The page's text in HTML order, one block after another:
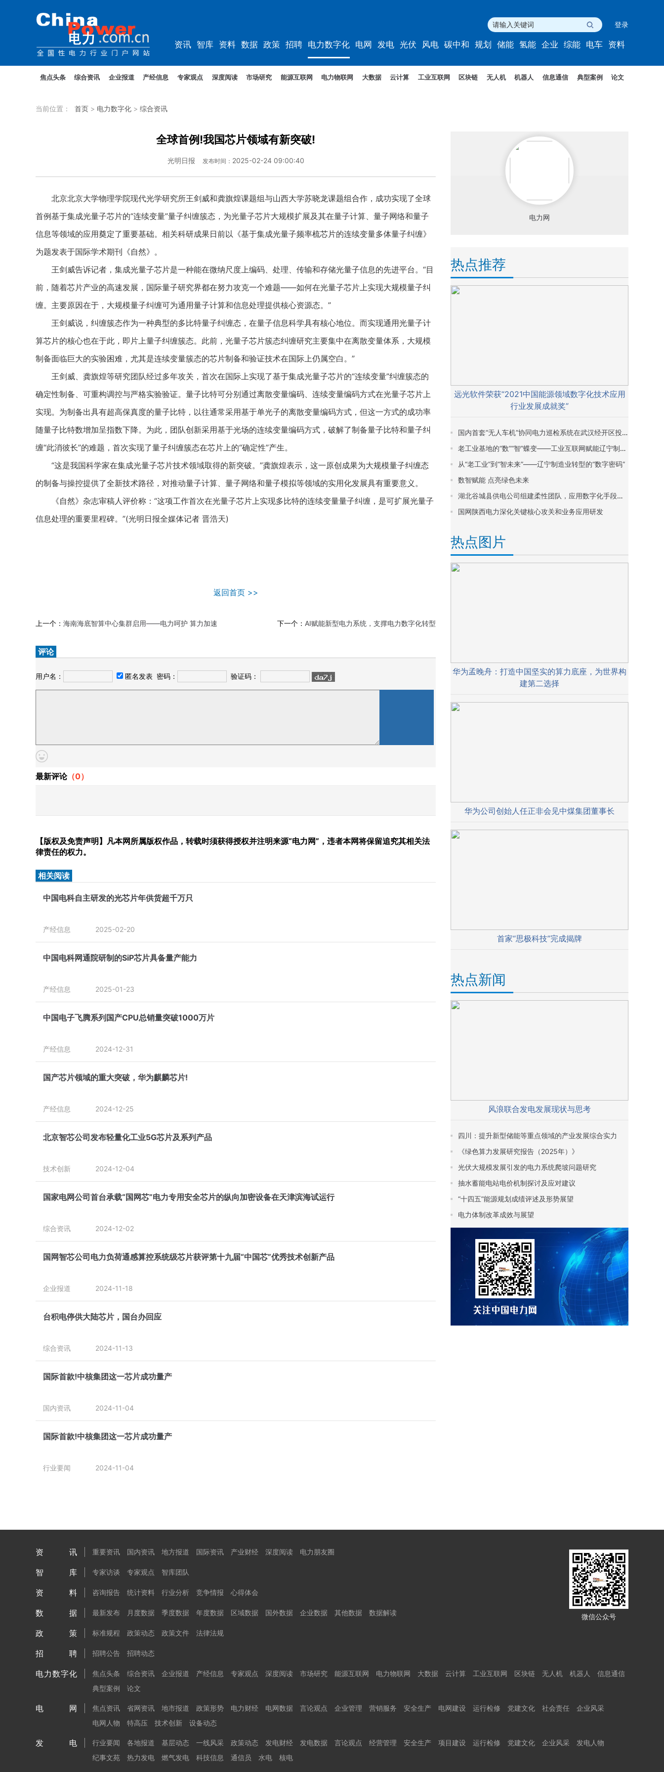
登录
资讯 智库 资料 数据 政策 招聘 电力数字化 电网 发电 光伏 风电 碳中和 规划 储能 氢能 企业 综能 电车 资料
焦点头条 综合资讯 企业报道 产经信息 专家观点 深度阅读 市场研究 能源互联网 电力物联网 大数据 云计算 工业互联网 区块链 无人机 机器人 信息通信 典型案例 论文
当前位置： 首页 > 电力数字化 > 综合资讯
全球首例!我国芯片领域有新突破!
光明日报 发布时间： 2025-02-24 09:00:40
北京北京大学物理学院现代光学研究所王剑威和龚旗煌课题组与山西大学苏晓龙课题组合作，成功实现了全球
首例基于集成光量子芯片的“连续变量”量子纠缠簇态，为光量子芯片大规模扩展及其在量子计算、量子网络和量子
信息等领域的应用奠定了重要基础。相关科研成果日前以《基于集成光量子频率梳芯片的连续变量多体量子纠缠》
为题发表于国际学术期刊《自然》。
王剑威告诉记者，集成光量子芯片是一种能在微纳尺度上编码、处理、传输和存储光量子信息的先进平台。“目
前，随着芯片产业的高速发展，国际量子研究界都在努力攻克一个难题——如何在光量子芯片上实现大规模量子纠
缠。主要原因在于，大规模量子纠缠可为通用量子计算和信息处理提供核心资源态。”
王剑威说，纠缠簇态作为一种典型的多比特量子纠缠态，在量子信息科学具有核心地位。而实现通用光量子计
算芯片的核心也在于此，即片上量子纠缠簇态。此前，光量子芯片簇态纠缠研究主要集中在离散变量体系，大规模
制备面临巨大的实验困难，尤其是连续变量簇态的芯片制备和验证技术在国际上仍属空白。”
王剑威、龚旗煌等研究团队经过多年攻关，首次在国际上实现了基于集成光量子芯片的“连续变量”纠缠簇态的
确定性制备、可重构调控与严格实验验证。量子比特可分别通过离散变量编码、连续变量编码方式在光量子芯片上
实现。为制备出具有超高保真度的量子比特，以往通常采用基于单光子的离散变量编码方式，但这一方式的成功率
随量子比特数增加呈指数下降。为此，团队创新采用基于光场的连续变量编码方式，破解了制备量子比特和量子纠
缠“此消彼长”的难题，首次实现了量子纠缠簇态在芯片上的“确定性”产生。
“这是我国科学家在集成光量子芯片技术领域取得的新突破。”龚旗煌表示，这一原创成果为大规模量子纠缠态
的制备与操控提供了全新技术路径，对推动量子计算、量子网络和量子模拟等领域的实用化发展具有重要意义。
《自然》杂志审稿人评价称：“这项工作首次在光量子芯片上实现多比特的连续变量量子纠缠，是可扩展光量子
信息处理的重要里程碑。”(光明日报全媒体记者 晋浩天)
返回首页 >>
上一个： 海南海底智算中心集群启用——电力呵护 算力加速 下一个： AI赋能新型电力系统，支撑电力数字化转型
评论
用户名： 匿名发表 密码： 验证码：
最新评论（0）
【版权及免责声明】凡本网所属版权作品，转载时须获得授权并注明来源“电力网”，违者本网将保留追究其相关法
律责任的权力。
相关阅读
中国电科自主研发的光芯片年供货超千万只
产经信息 2025-02-20
中国电科网通院研制的SiP芯片具备量产能力
产经信息 2025-01-23
中国电子飞腾系列国产CPU总销量突破1000万片
产经信息 2024-12-31
国产芯片领域的重大突破，华为麒麟芯片!
产经信息 2024-12-25
北京智芯公司发布轻量化工业5G芯片及系列产品
技术创新 2024-12-04
国家电网公司首台承载“国网芯”电力专用安全芯片的纵向加密设备在天津滨海试运行
综合资讯 2024-12-02
国网智芯公司电力负荷通感算控系统级芯片获评第十九届“中国芯”优秀技术创新产品
企业报道 2024-11-18
台积电停供大陆芯片，国台办回应
综合资讯 2024-11-13
国际首款!中核集团这一芯片成功量产
国内资讯 2024-11-04
国际首款!中核集团这一芯片成功量产
行业要闻 2024-11-04
电力网
热点推荐
远光软件荣获“2021中国能源领域数字化技术应用
行业发展成就奖”
国内首套“无人车机”协同电力巡检系统在武汉经开区投入试运行
老工业基地的“数”“智”蝶变——工业互联网赋能辽宁制造业转型升级观察
从“老工业”到“智未来”——辽宁制造业转型的“数字密码”
数智赋能 点亮绿色未来
湖北谷城县供电公司组建柔性团队，应用数字化手段提升线损管理质效
国网陕西电力深化关键核心攻关和业务应用研发
热点图片
华为孟晚舟：打造中国坚实的算力底座，为世界构
建第二选择
华为公司创始人任正非会见中煤集团董事长
首家“思极科技”完成揭牌
热点新闻
风浪联合发电发展现状与思考
四川：提升新型储能等重点领域的产业发展综合实力
《绿色算力发展研究报告（2025年）》
光伏大规模发展引发的电力系统爬坡问题研究
抽水蓄能电站电价机制探讨及应对建议
“十四五”能源规划成绩评述及形势展望
电力体制改革成效与展望
微信公众号
资讯 重要资讯 国内资讯 地方报道 国际资讯 产业财经 深度阅读 电力朋友圈
智库 专家访谈 专家观点 智库团队
资料 咨询报告 统计资料 行业分析 竞争情报 心得体会
数据 最新发布 月度数据 季度数据 年度数据 区域数据 国外数据 企业数据 其他数据 数据解读
政策 标准规程 政策动态 政策文件 法律法规
招聘 招聘公告 招聘动态
电力数字化 焦点头条 综合资讯 企业报道 产经信息 专家观点 深度阅读 市场研究 能源互联网 电力物联网 大数据 云计算 工业互联网 区块链 无人机 机器人
信息通信
典型案例
论文
电网 焦点资讯 省网资讯 地市报道 政策形势 电力财经 电网数据 言论观点 企业管理 营销服务 安全生产 电网建设 运行检修 党建文化 社会责任
企业风采
电网人物
特高压 技术创新 设备动态
发电 行业要闻 各地报道 基层动态 一线风采 政策动态 发电财经 发电数据 言论观点 经营管理 安全生产 项目建设 运行检修 党建文化 企业风采
发电人物
纪事文苑
热力发电 燃气发电 科技信息 通信员 水电 核电